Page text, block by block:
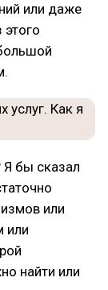
или даже
Я бы сказал
или
или
найти или